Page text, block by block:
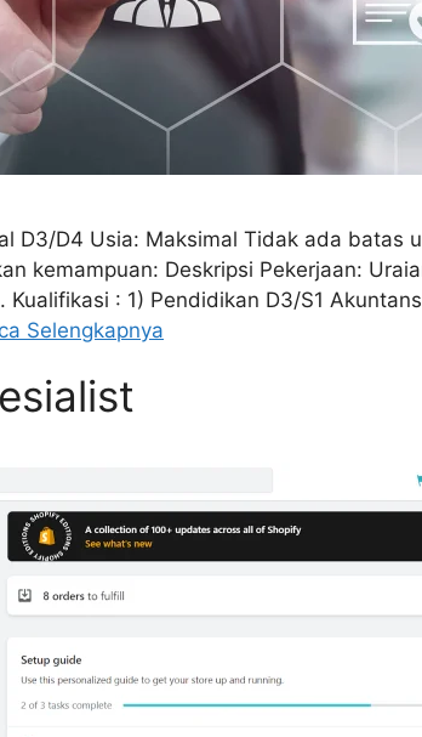
D3/D4 Usia: Maksimal Tidak ada batas
kemampuan: Deskripsi Pekerjaan:
Kualifikasi : 1) Pendidikan D3/S1
Selengkapnya